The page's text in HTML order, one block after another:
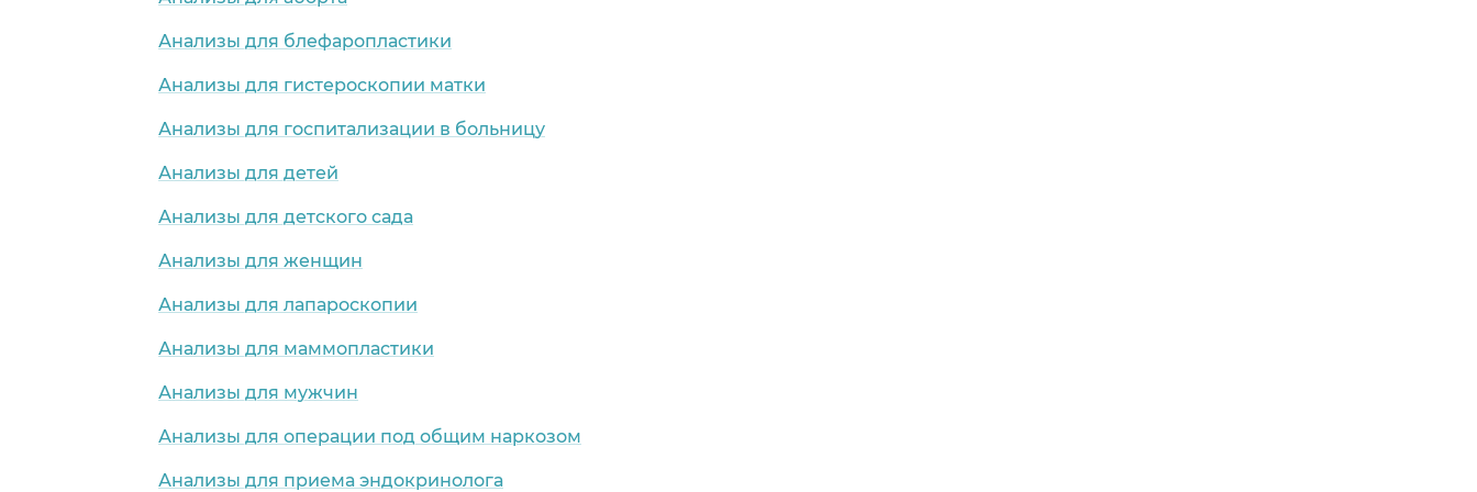
Анализы для блефаропластики
Анализы для гистероскопии матки
Анализы для госпитализации в больницу
Анализы для детей
Анализы для детского сада
Анализы для женщин
Анализы для лапароскопии
Анализы для маммопластики
Анализы для мужчин
Анализы для операции под общим наркозом
Анализы для приема эндокринолога